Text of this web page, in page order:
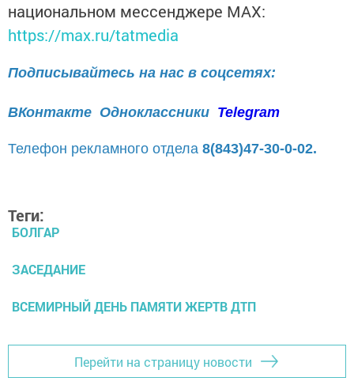
национальном мессенджере MАХ:
https://max.ru/tatmedia
Подписывайтесь на нас в соцсетях:
ВКонтакте Одноклассники Telegram
Телефон рекламного отдела 8(843)47-30-0-02.
Теги:
БОЛГАР
ЗАСЕДАНИЕ
ВСЕМИРНЫЙ ДЕНЬ ПАМЯТИ ЖЕРТВ ДТП
Перейти на страницу новости